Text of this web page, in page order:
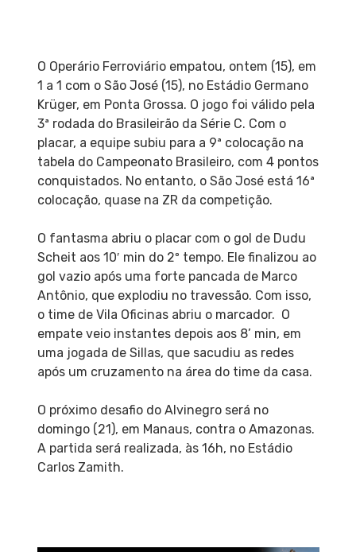
O Operário Ferroviário empatou, ontem (15), em
1 a 1 com o São José (15), no Estádio Germano
Krüger, em Ponta Grossa. O jogo foi válido pela
3ª rodada do Brasileirão da Série C. Com o
placar, a equipe subiu para a 9ª colocação na
tabela do Campeonato Brasileiro, com 4 pontos
conquistados. No entanto, o São José está 16ª
colocação, quase na ZR da competição.
O fantasma abriu o placar com o gol de Dudu
Scheit aos 10′ min do 2º tempo. Ele finalizou ao
gol vazio após uma forte pancada de Marco
Antônio, que explodiu no travessão. Com isso,
o time de Vila Oficinas abriu o marcador. O
empate veio instantes depois aos 8’ min, em
uma jogada de Sillas, que sacudiu as redes
após um cruzamento na área do time da casa.
O próximo desafio do Alvinegro será no
domingo (21), em Manaus, contra o Amazonas.
A partida será realizada, às 16h, no Estádio
Carlos Zamith.